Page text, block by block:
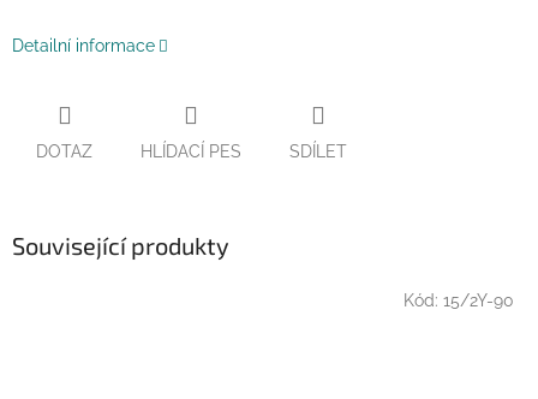
Detailní informace
DOTAZ HLÍDACÍ PES SDÍLET
Související produkty
Kód: 15/2Y-90